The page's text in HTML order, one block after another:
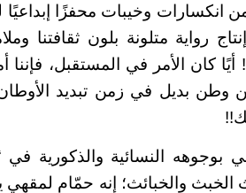
انكسارات وخيبات محفزًا
إنتاج رواية متلونة بلون ثقافتنا
أيًا كان الأمر في المستقبل،
وطن بديل في زمن تبديد
!!
بوجوهه النسائية والذكورية
الخبث والخبائث؛ إنه حمّام لمقهي